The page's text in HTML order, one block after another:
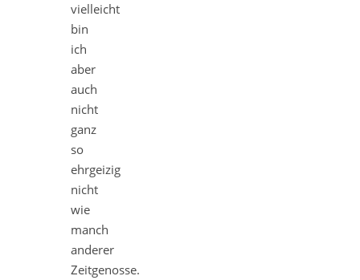
vielleicht
bin
ich
aber
auch
nicht
ganz
so
ehrgeizig
nicht
wie
manch
anderer
Zeitgenosse.